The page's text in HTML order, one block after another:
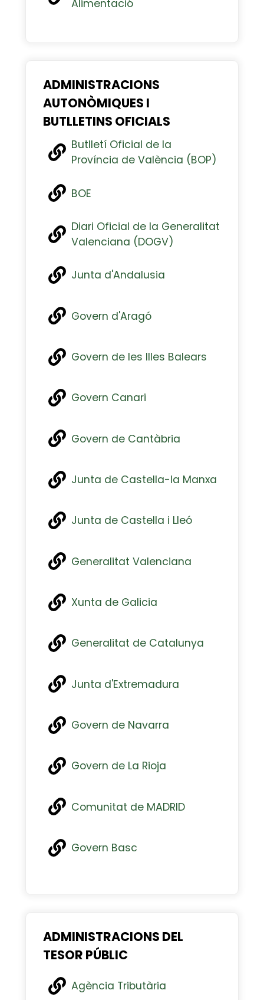
Alimentació
ADMINISTRACIONS
AUTONÒMIQUES I
BUTLLETINS OFICIALS
Butlletí Oficial de la
Província de València (BOP)
BOE
Diari Oficial de la Generalitat
Valenciana (DOGV)
Junta d'Andalusia
Govern d'Aragó
Govern de les Illes Balears
Govern Canari
Govern de Cantàbria
Junta de Castella-la Manxa
Junta de Castella i Lleó
Generalitat Valenciana
Xunta de Galicia
Generalitat de Catalunya
Junta d'Extremadura
Govern de Navarra
Govern de La Rioja
Comunitat de MADRID
Govern Basc
ADMINISTRACIONS DEL
TESOR PÚBLIC
Agència Tributària